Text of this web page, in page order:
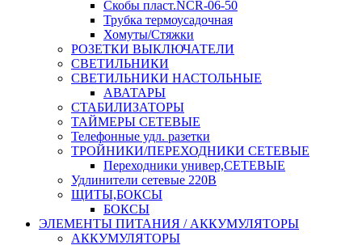
Скобы пласт.NCR-06-50
Трубка термоусадочная
Хомуты/Стяжки
РОЗЕТКИ ВЫКЛЮЧАТЕЛИ
СВЕТИЛЬНИКИ
СВЕТИЛЬНИКИ НАСТОЛЬНЫЕ
АВАТАРЫ
СТАБИЛИЗАТОРЫ
ТАЙМЕРЫ СЕТЕВЫЕ
Телефонные удл. разетки
ТРОЙНИКИ/ПЕРЕХОДНИКИ СЕТЕВЫЕ
Переходники универ,СЕТЕВЫЕ
Удлинители сетевые 220В
ЩИТЫ,БОКСЫ
БОКСЫ
ЭЛЕМЕНТЫ ПИТАНИЯ / АККУМУЛЯТОРЫ
АККУМУЛЯТОРЫ